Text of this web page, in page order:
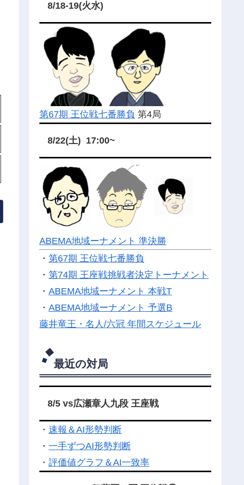
8/18-19(火水)
第67期 王位戦七番勝負 第4局
8/22(土) 17:00~
ABEMA地域ーナメント 準決勝
・ 第67期 王位戦七番勝負
・ 第74期 王座戦挑戦者決定トーナメント
・ ABEMA地域ーナメント 本戦T
・ ABEMA地域ーナメント 予選B
藤井竜王・名人/六冠 年間スケジュール
最近の対局
8/5 vs広瀬章人九段 王座戦
・ 速報＆AI形勢判断
・ 一手ずつAI形勢判断
・ 評価値グラフ＆AI一致率